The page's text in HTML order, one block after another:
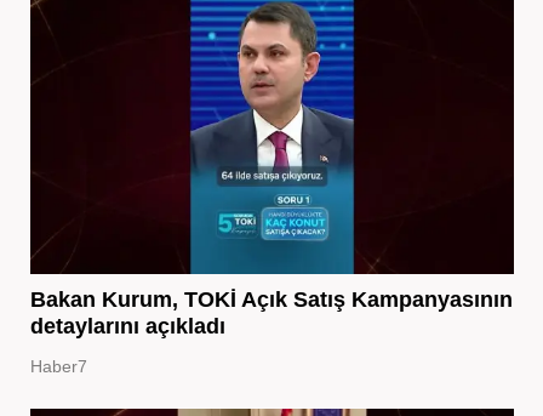
Bakan Kurum, TOKİ Açık Satış Kampanyasının
detaylarını açıkladı
Haber7